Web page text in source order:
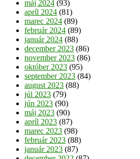
máj 2024 (93)
apríl 2024 (81)
marec 2024 (89)
február 2024 (89)
január 2024 (88)
december 2023 (86)
november 2023 (86)
október 2023 (95)
september 2023 (84)
august 2023 (88)
júl 2023 (79)
jún 2023 (90)
máj 2023 (90)
apríl 2023 (87)
marec 2023 (98)
február 2023 (88)
január 2023 (87)